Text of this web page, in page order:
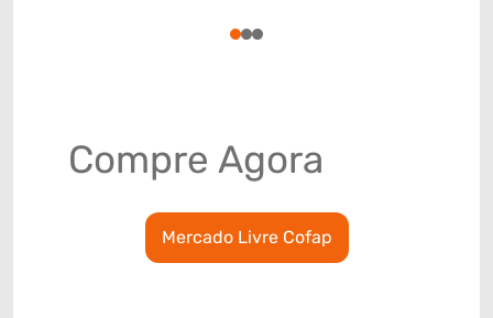
123
Compre Agora
Mercado Livre Cofap